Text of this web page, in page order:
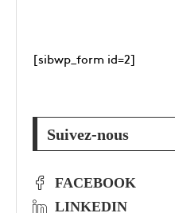
[sibwp_form id=2]
Suivez-nous
FACEBOOK
LINKEDIN